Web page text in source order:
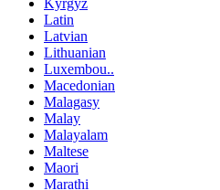
Kyrgyz
Latin
Latvian
Lithuanian
Luxembou..
Macedonian
Malagasy
Malay
Malayalam
Maltese
Maori
Marathi